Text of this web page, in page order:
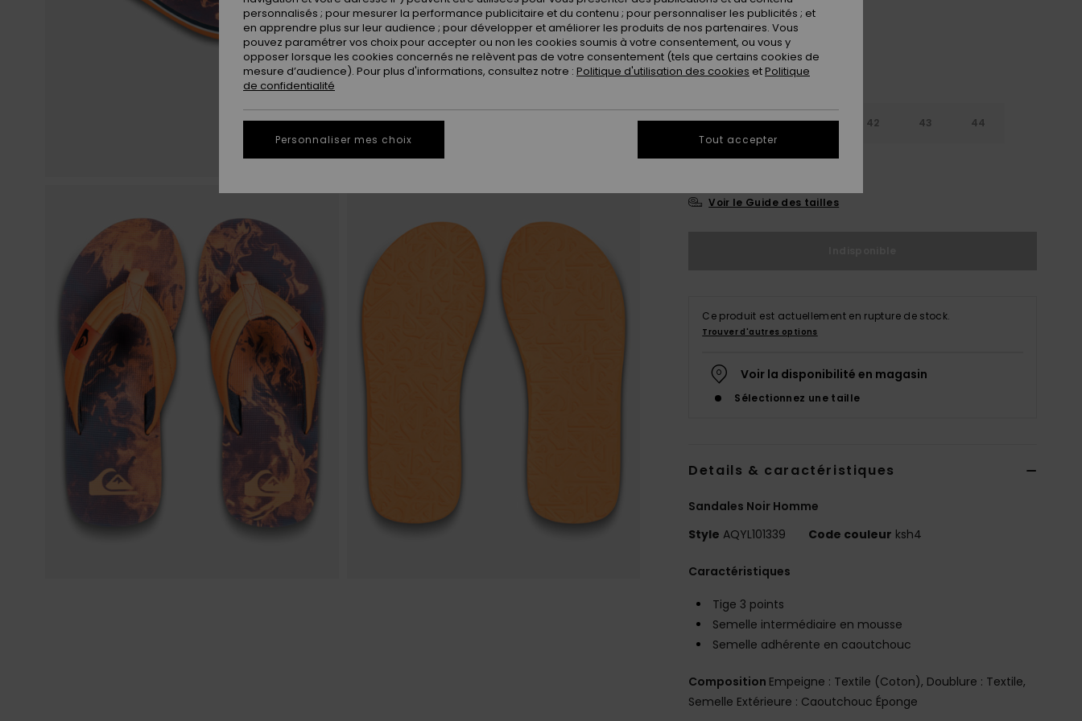
39 40 41 42 43 44
45 46 47
Voir le Guide des tailles
Ce produit est actuellement en rupture de stock.
Trouver d'autres options
Voir la disponibilité en magasin
Sélectionnez une taille
Details & caractéristiques
Sandales Noir Homme
Style AQYL101339 Code couleur ksh4
Caractéristiques
Tige 3 points
Semelle intermédiaire en mousse
Semelle adhérente en caoutchouc
Composition Empeigne : Textile (Coton), Doublure : Textile,
Semelle Extérieure : Caoutchouc Éponge
personnalisés ; pour mesurer la performance publicitaire et du contenu ; pour personnaliser les publicités ; et
en apprendre plus sur leur audience ; pour développer et améliorer les produits de nos partenaires. Vous
pouvez paramétrer vos choix pour accepter ou non les cookies soumis à votre consentement, ou vous y
opposer lorsque les cookies concernés ne relèvent pas de votre consentement (tels que certains cookies de
mesure d’audience). Pour plus d'informations, consultez notre : Politique d'utilisation des cookies etPolitique
de confidentialité
Personnaliser mes choix Tout accepter